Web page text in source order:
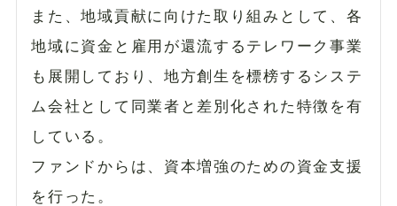
また、地域貢献に向けた取り組みとして、各
地域に資金と雇用が還流するテレワーク事業
も展開しており、地方創生を標榜するシステ
ム会社として同業者と差別化された特徴を有
している。
ファンドからは、資本増強のための資金支援
を行った。